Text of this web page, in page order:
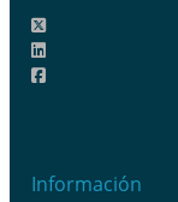
Información